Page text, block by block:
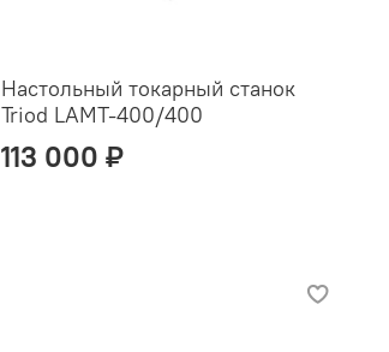
Настольный токарный станок
Triod LAMT-400/400
113 000 ₽